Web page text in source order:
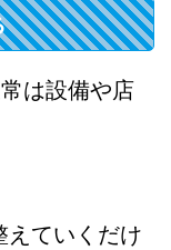
は設備や店
えていくだけ